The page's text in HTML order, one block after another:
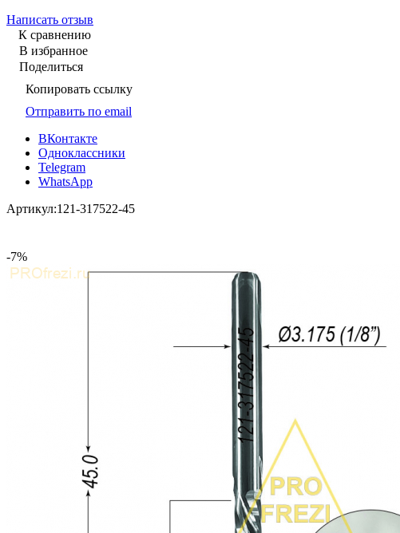
Написать отзыв
К сравнению
В избранное
Поделиться
Копировать ссылку
Отправить по email
ВКонтакте
Одноклассники
Telegram
WhatsApp
Артикул:121-317522-45
-7%